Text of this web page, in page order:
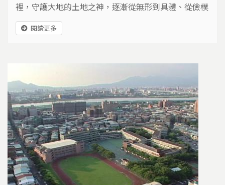
裡，守護大地的土地之神，逐漸從無形到具體、從儉樸
到華麗，不變的是那份崇敬自然，尊重土地的意義…
閱讀更多